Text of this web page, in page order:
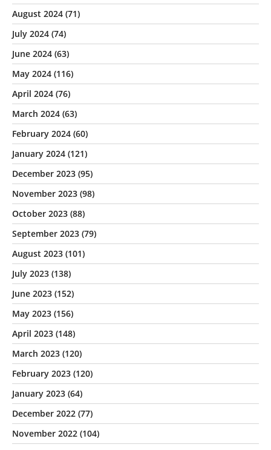
August 2024 (71)
July 2024 (74)
June 2024 (63)
May 2024 (116)
April 2024 (76)
March 2024 (63)
February 2024 (60)
January 2024 (121)
December 2023 (95)
November 2023 (98)
October 2023 (88)
September 2023 (79)
August 2023 (101)
July 2023 (138)
June 2023 (152)
May 2023 (156)
April 2023 (148)
March 2023 (120)
February 2023 (120)
January 2023 (64)
December 2022 (77)
November 2022 (104)